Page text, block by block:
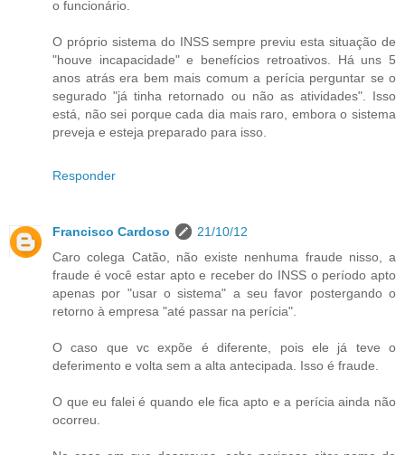
o funcionário.
O próprio sistema do INSS sempre previu esta situação de
"houve incapacidade" e benefícios retroativos. Há uns 5
anos atrás era bem mais comum a perícia perguntar se o
segurado "já tinha retornado ou não as atividades". Isso
está, não sei porque cada dia mais raro, embora o sistema
preveja e esteja preparado para isso.
Responder
Francisco Cardoso
21/10/12
Caro colega Catão, não existe nenhuma fraude nisso, a
fraude é você estar apto e receber do INSS o período apto
apenas por "usar o sistema" a seu favor postergando o
retorno à empresa "até passar na perícia".
O caso que vc expõe é diferente, pois ele já teve o
deferimento e volta sem a alta antecipada. Isso é fraude.
O que eu falei é quando ele fica apto e a perícia ainda não
ocorreu.